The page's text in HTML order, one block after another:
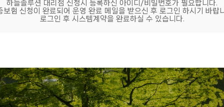
하늘솔루션 대리점 신청시 등록하신 아이디/비밀번호가 필요합니다.
보험 신청이 완료되어 운영 완료 메일을 받으신 후 로그인 하시기 바랍
로그인 후 시스템계약을 완료하실 수 있습니다.